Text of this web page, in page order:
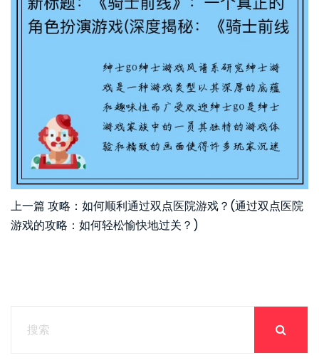
上一篇 攻略：如何顺利通过双点医院游戏？(通过双点医院
游戏的攻略：如何轻松愉快地过关？)